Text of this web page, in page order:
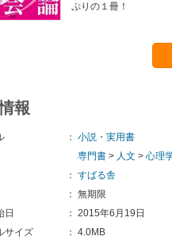
ぷりの１冊！
報
： 小説・実用書
専門書 > 人文 > 心理
： すばる舎
： 無期限
日
： 2015年6月19日
サイズ
： 4.0MB